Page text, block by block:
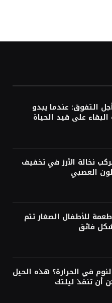
التفوق: عندما يبدو
البقاء على قيد الحياة
نخالة الأرز في تخفيف
العصبي
من كل 5 أطعمة للأطفال الصغار تتم
فائق
في الحرارة؟ هذه الحيل
أن تنقذ ليلتك